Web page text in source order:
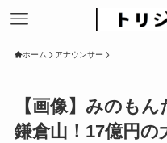
ホーム アナウンサー
【画像】みのも
鎌倉山！17億円の